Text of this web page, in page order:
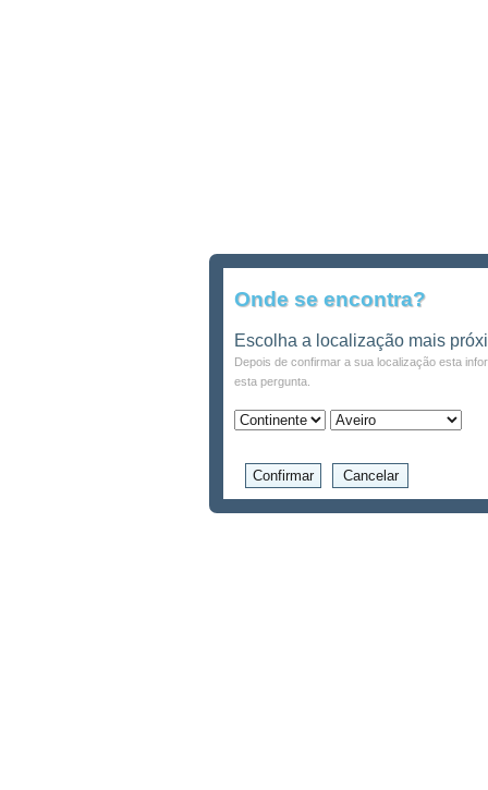
Onde se encontra?
Escolha a localização mais
Depois de confirmar a sua localização esta
esta pergunta.